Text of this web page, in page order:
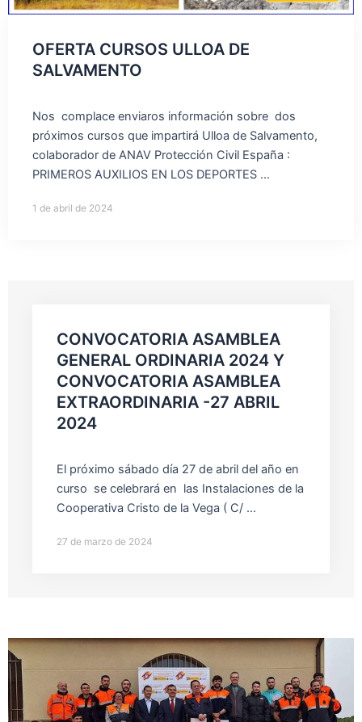
OFERTA CURSOS ULLOA DE
SALVAMENTO
Nos complace enviaros información sobre dos
próximos cursos que impartirá Ulloa de Salvamento,
colaborador de ANAV Protección Civil España :
PRIMEROS AUXILIOS EN LOS DEPORTES ...
1 de abril de 2024
CONVOCATORIA ASAMBLEA
GENERAL ORDINARIA 2024 Y
CONVOCATORIA ASAMBLEA
EXTRAORDINARIA -27 ABRIL
2024
El próximo sábado día 27 de abril del año en
curso se celebrará en las Instalaciones de la
Cooperativa Cristo de la Vega ( C/ ...
27 de marzo de 2024